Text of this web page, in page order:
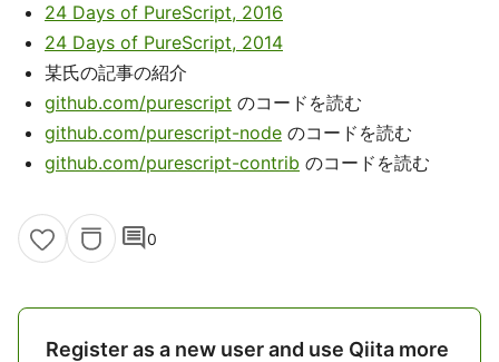
24 Days of PureScript, 2016
24 Days of PureScript, 2014
某氏の記事の紹介
github.com/purescript のコードを読む
github.com/purescript-node のコードを読む
github.com/purescript-contrib のコードを読む
comment0
Register as a new user and use Qiita more